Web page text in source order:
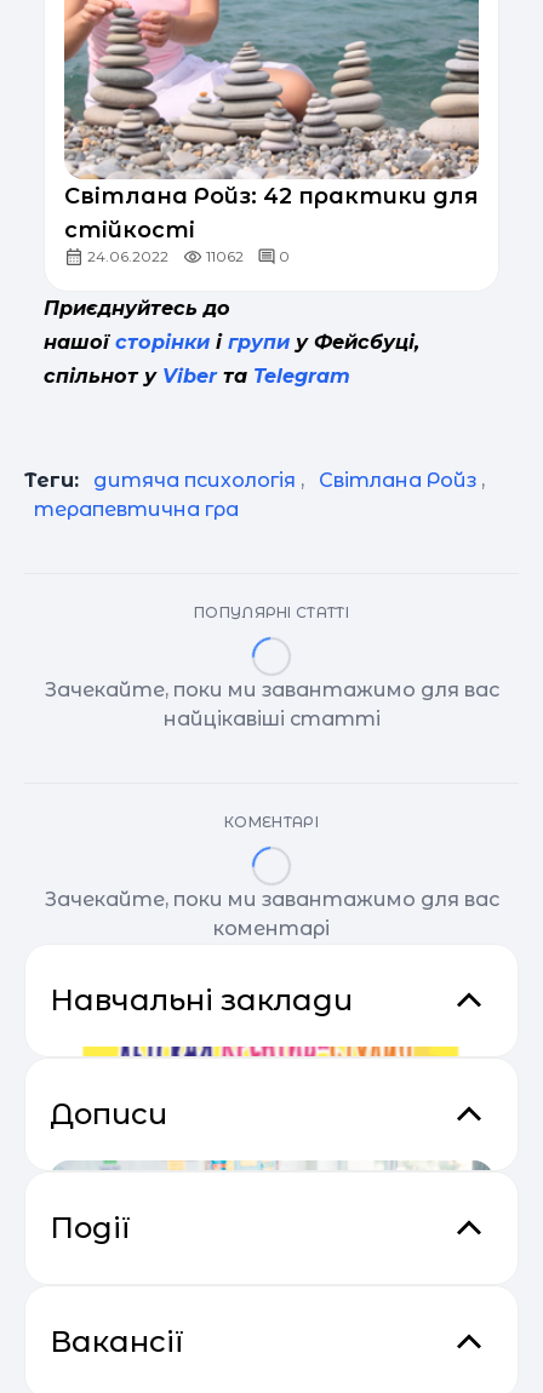
Світлана Ройз: 42 практики для
стійкості
24.06.2022 11062 0
Приєднуйтесь до
нашоїсторінки ігрупи у Фейсбуці,
спільнот уViberта Telegram
Теги: дитяча психологія , Світлана Ройз ,
терапевтична гра
ПОПУЛЯРНІ СТАТТІ
Зачекайте, поки ми завантажимо для вас
найцікавіші статті
КОМЕНТАРІ
Зачекайте, поки ми завантажимо для вас
коментарі
Навчальні заклади
Дописи
Події
SendPulse
Вакансії